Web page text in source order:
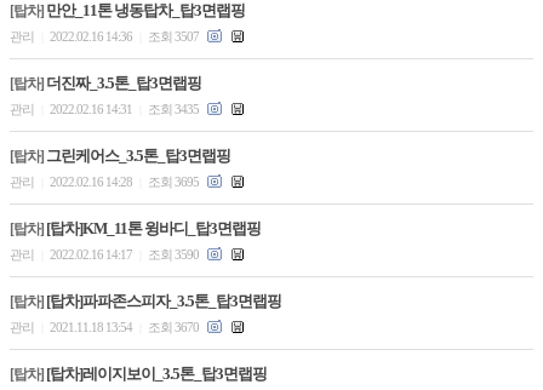
[탑차] 만안_11톤 냉동탑차_탑3면랩핑
관리 2022.02.16 14:36 조회 3507
[탑차] 더진짜_3.5톤_탑3면랩핑
관리 2022.02.16 14:31 조회 3435
[탑차] 그린케어스_3.5톤_탑3면랩핑
관리 2022.02.16 14:28 조회 3695
[탑차] [탑차]KM_11톤 윙바디_탑3면랩핑
관리 2022.02.16 14:17 조회 3590
[탑차] [탑차]파파존스피자_3.5톤_탑3면랩핑
관리 2021.11.18 13:54 조회 3670
[탑차] [탑차]레이지보이_3.5톤_탑3면랩핑